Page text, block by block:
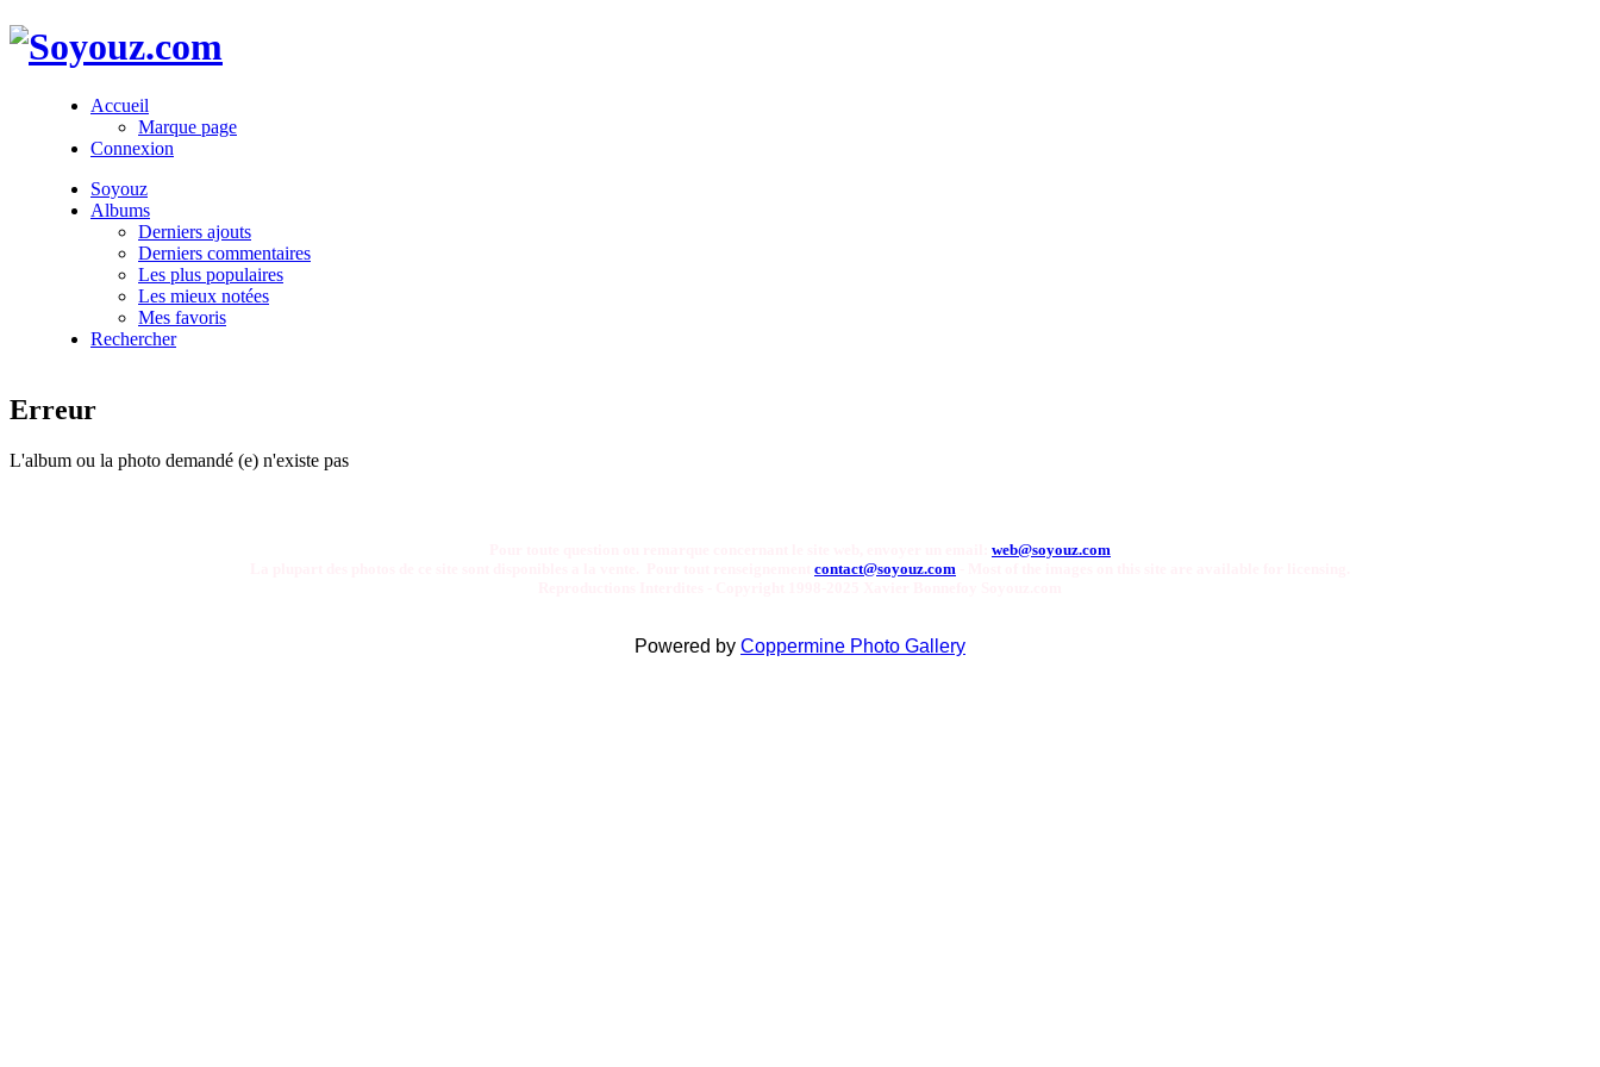
Accueil
Marque page
Connexion
Soyouz
Albums
Derniers ajouts
Derniers commentaires
Les plus populaires
Les mieux notées
Mes favoris
Rechercher
Erreur
L'album ou la photo demandé (e) n'existe pas
web@soyouz.com
contact@soyouz.com
Powered by Coppermine Photo Gallery